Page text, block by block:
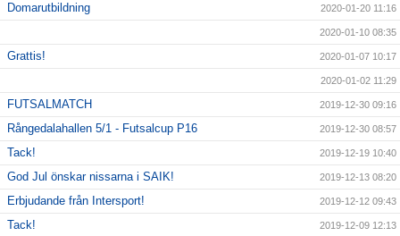
Domarutbildning 2020-01-20 11:16
2020-01-10 08:35
Grattis! 2020-01-07 10:17
2020-01-02 11:29
FUTSALMATCH 2019-12-30 09:16
Rångedalahallen 5/1 - Futsalcup P16 2019-12-30 08:57
Tack! 2019-12-19 10:40
God Jul önskar nissarna i SAIK! 2019-12-13 08:20
Erbjudande från Intersport! 2019-12-12 09:43
Tack! 2019-12-09 12:13